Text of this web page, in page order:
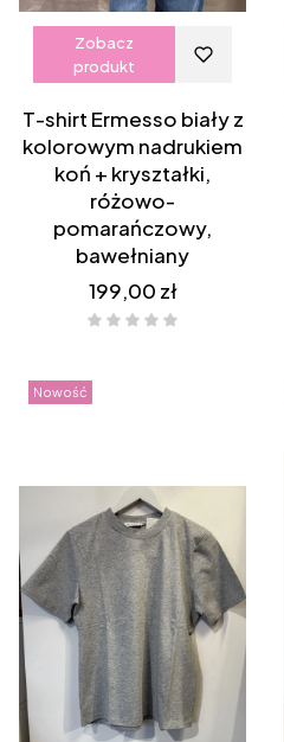
Zobacz
produkt
T-shirt Ermesso biały z
kolorowym nadrukiem
koń + kryształki,
różowo-
pomarańczowy,
bawełniany
Cena
199,00 zł
Nowość